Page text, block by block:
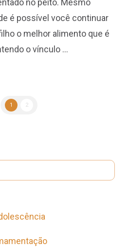
é possível você continuar
o melhor alimento que é
o vínculo …
1 2